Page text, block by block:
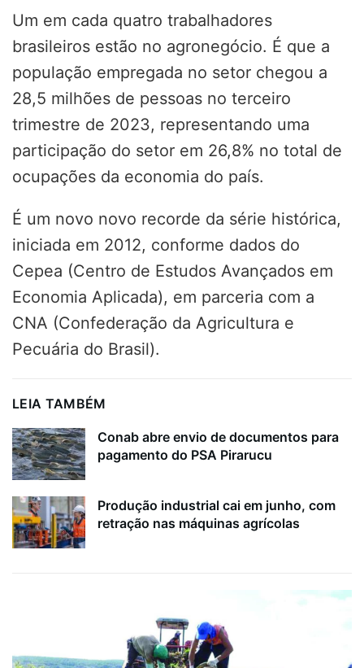
Um em cada quatro trabalhadores
brasileiros estão no agronegócio. É que a
população empregada no setor chegou a
28,5 milhões de pessoas no terceiro
trimestre de 2023, representando uma
participação do setor em 26,8% no total de
ocupações da economia do país.
É um novo novo recorde da série histórica,
iniciada em 2012, conforme dados do
Cepea (Centro de Estudos Avançados em
Economia Aplicada), em parceria com a
CNA (Confederação da Agricultura e
Pecuária do Brasil).
LEIA TAMBÉM
Conab abre envio de documentos para
pagamento do PSA Pirarucu
Produção industrial cai em junho, com
retração nas máquinas agrícolas